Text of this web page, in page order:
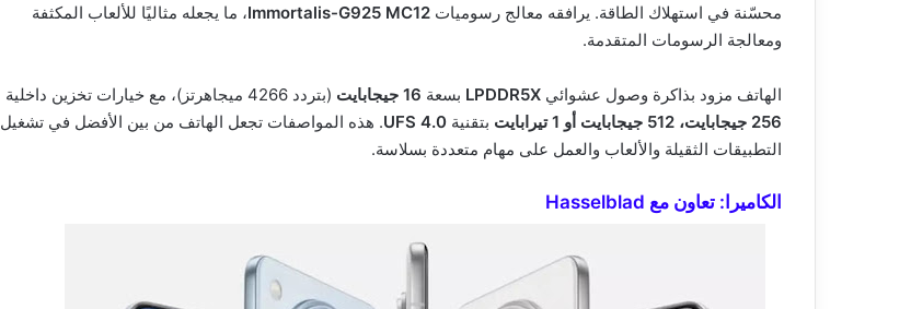
محسّنة في استهلاك الطاقة. يرافقه معالج رسوميات Immortalis-G925 MC12، ما يجعله مثاليًا للألعاب المكثفة
ومعالجة الرسومات المتقدمة.
الهاتف مزود بذاكرة وصول عشوائي LPDDR5X بسعة 16 جيجابايت
(بتردد 4266 ميجاهرتز)، مع خيارات تخزين داخلية
256 جيجابايت، 512 جيجابايت أو 1 تيرابايت
بتقنية UFS 4.0. هذه المواصفات تجعل الهاتف من بين الأفضل في تشغيل
التطبيقات الثقيلة والألعاب والعمل على مهام متعددة بسلاسة.
الكاميرا: تعاون مع Hasselblad